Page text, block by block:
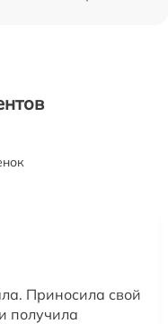
Приносила свой
получила